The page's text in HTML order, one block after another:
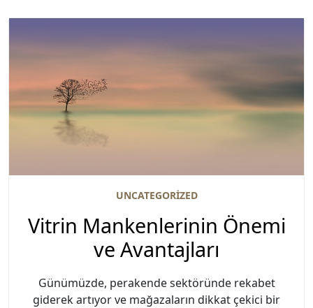
UNCATEGORIZED
Vitrin Mankenlerinin Önemi
ve Avantajları
Günümüzde, perakende sektöründe rekabet
giderek artıyor ve mağazaların dikkat çekici bir